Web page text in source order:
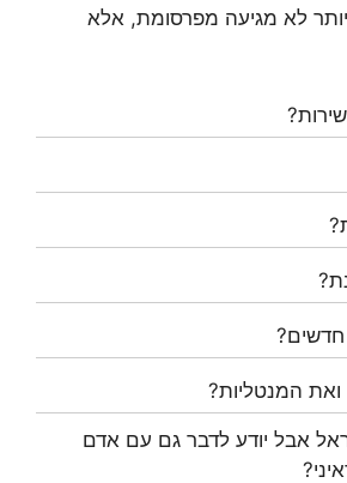
לא מגיעה מפרסומת, אלא
חדשים?
המנטליות?
אבל יודע לדבר גם עם אדם